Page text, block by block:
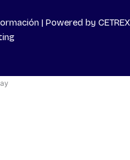
| Powered by CETREX